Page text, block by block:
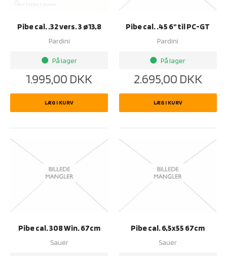
Pibe cal. .32 vers. 3 ø13,8
Pardini
brightness_1 På lager
1.995,00 DKK
LÆG I KURV
Pibe cal. .45 6'' til PC-GT
Pardini
brightness_1 På lager
2.695,00 DKK
LÆG I KURV
Pibe cal. 308 Win. 67cm
Sauer
Pibe cal. 6,5x55 67cm
Sauer